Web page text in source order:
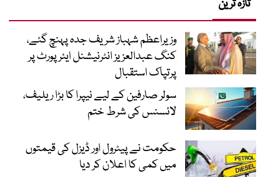
تازہ ترین
وزیراعظم شہباز شریف جدہ پہنچ گئے،
کنگ عبدالعزیز انٹرنیشنل ایئر پورٹ پر
پرتپاک استقبال
سولر صارفین کے لیے نیپرا کا بڑا ریلیف،
لائسنس کی شرط ختم
حکومت نے پیٹرول اور ڈیزل کی قیمتوں
میں کمی کا اعلان کر دیا